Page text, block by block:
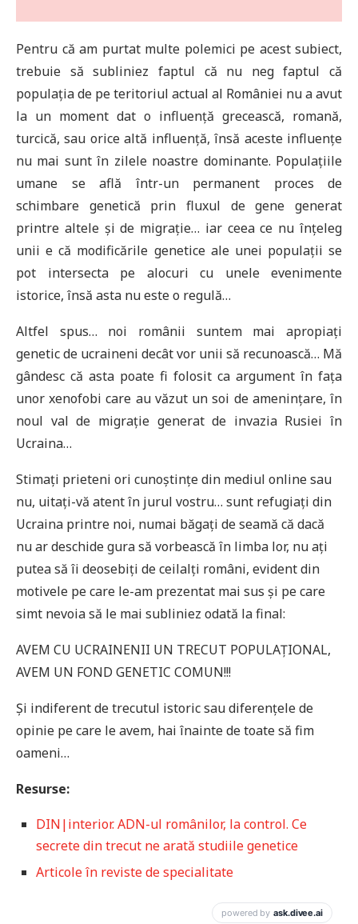
Pentru că am purtat multe polemici pe acest subiect,
trebuie să subliniez faptul că nu neg faptul că
populația de pe teritoriul actual al României nu a avut
la un moment dat o influență grecească, romană,
turcică, sau orice altă influență, însă aceste influențe
nu mai sunt în zilele noastre dominante. Populațiile
umane se află într-un permanent proces de
schimbare genetică prin fluxul de gene generat
printre altele și de migrație… iar ceea ce nu înțeleg
unii e că modificările genetice ale unei populații se
pot intersecta pe alocuri cu unele evenimente
istorice, însă asta nu este o regulă…
Altfel spus… noi românii suntem mai apropiați
genetic de ucraineni decât vor unii să recunoască… Mă
gândesc că asta poate fi folosit ca argument în fața
unor xenofobi care au văzut un soi de amenințare, în
noul val de migrație generat de invazia Rusiei în
Ucraina…
Stimați prieteni ori cunoștințe din mediul online sau
nu, uitați-vă atent în jurul vostru… sunt refugiați din
Ucraina printre noi, numai băgați de seamă că dacă
nu ar deschide gura să vorbească în limba lor, nu ați
putea să îi deosebiți de ceilalți români, evident din
motivele pe care le-am prezentat mai sus și pe care
simt nevoia să le mai subliniez odată la final:
AVEM CU UCRAINENII UN TRECUT POPULAȚIONAL,
AVEM UN FOND GENETIC COMUN!!!
Și indiferent de trecutul istoric sau diferențele de
opinie pe care le avem, hai înainte de toate să fim
oameni…
Resurse:
DIN|interior. ADN-ul românilor, la control. Ce
secrete din trecut ne arată studiile genetice
Articole în reviste de specialitate